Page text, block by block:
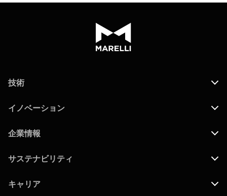
技術
イノベーション
企業情報
サステナビリティ
キャリア